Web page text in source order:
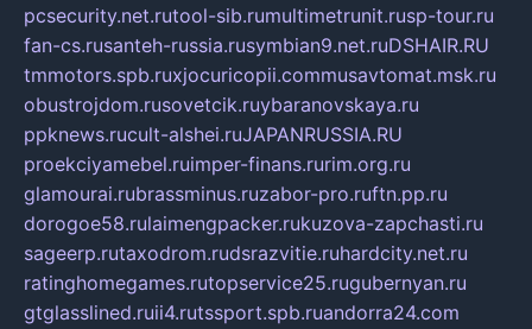
pcsecurity.net.rutool-sib.rumultimetrunit.rusp-tour.ru
fan-cs.rusanteh-russia.rusymbian9.net.ruDSHAIR.RU
tmmotors.spb.ruxjocuricopii.commusavtomat.msk.ru
obustrojdom.rusovetcik.ruybaranovskaya.ru
ppknews.rucult-alshei.ruJAPANRUSSIA.RU
proekciyamebel.ruimper-finans.rurim.org.ru
glamourai.rubrassminus.ruzabor-pro.ruftn.pp.ru
dorogoe58.rulaimengpacker.rukuzova-zapchasti.ru
sageerp.rutaxodrom.rudsrazvitie.ruhardcity.net.ru
ratinghomegames.rutopservice25.rugubernyan.ru
gtglasslined.ruii4.rutssport.spb.ruandorra24.com